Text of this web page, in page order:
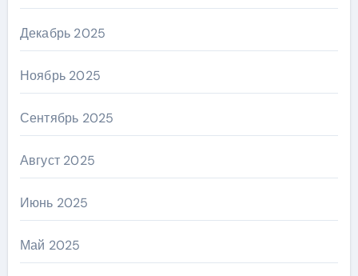
Декабрь 2025
Ноябрь 2025
Сентябрь 2025
Август 2025
Июнь 2025
Май 2025